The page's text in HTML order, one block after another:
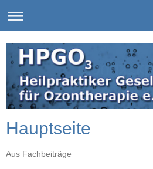
Hauptseite
Aus Fachbeiträge